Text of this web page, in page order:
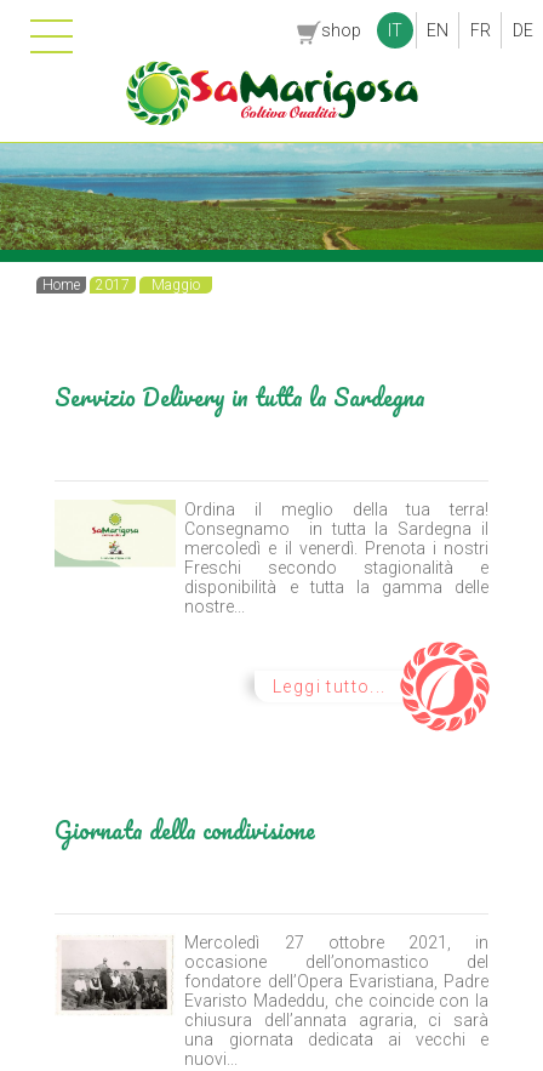
shop IT EN FR DE
Home 2017 Maggio
Servizio Delivery in tutta la Sardegna
Ordina il meglio della tua terra!
Consegnamo in tutta la Sardegna il
mercoledì e il venerdì. Prenota i nostri
Freschi secondo stagionalità e
disponibilità e tutta la gamma delle
nostre...
Leggi tutto...
Giornata della condivisione
Mercoledì 27 ottobre 2021, in
occasione dell’onomastico del
fondatore dell’Opera Evaristiana, Padre
Evaristo Madeddu, che coincide con la
chiusura dell’annata agraria, ci sarà
una giornata dedicata ai vecchi e
nuovi...